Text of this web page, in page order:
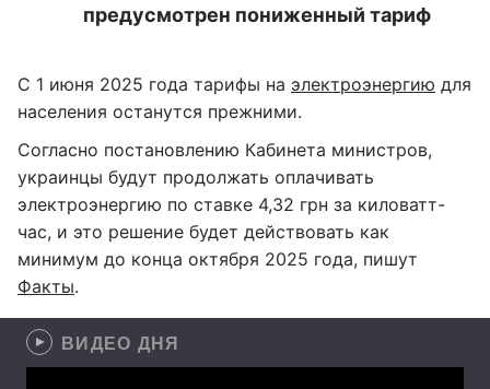
предусмотрен пониженный тариф
С 1 июня 2025 года тарифы на электроэнергию для
населения останутся прежними.
Согласно постановлению Кабинета министров,
украинцы будут продолжать оплачивать
электроэнергию по ставке 4,32 грн за киловатт-
час, и это решение будет действовать как
минимум до конца октября 2025 года, пишут
Факты.
ВИДЕО ДНЯ